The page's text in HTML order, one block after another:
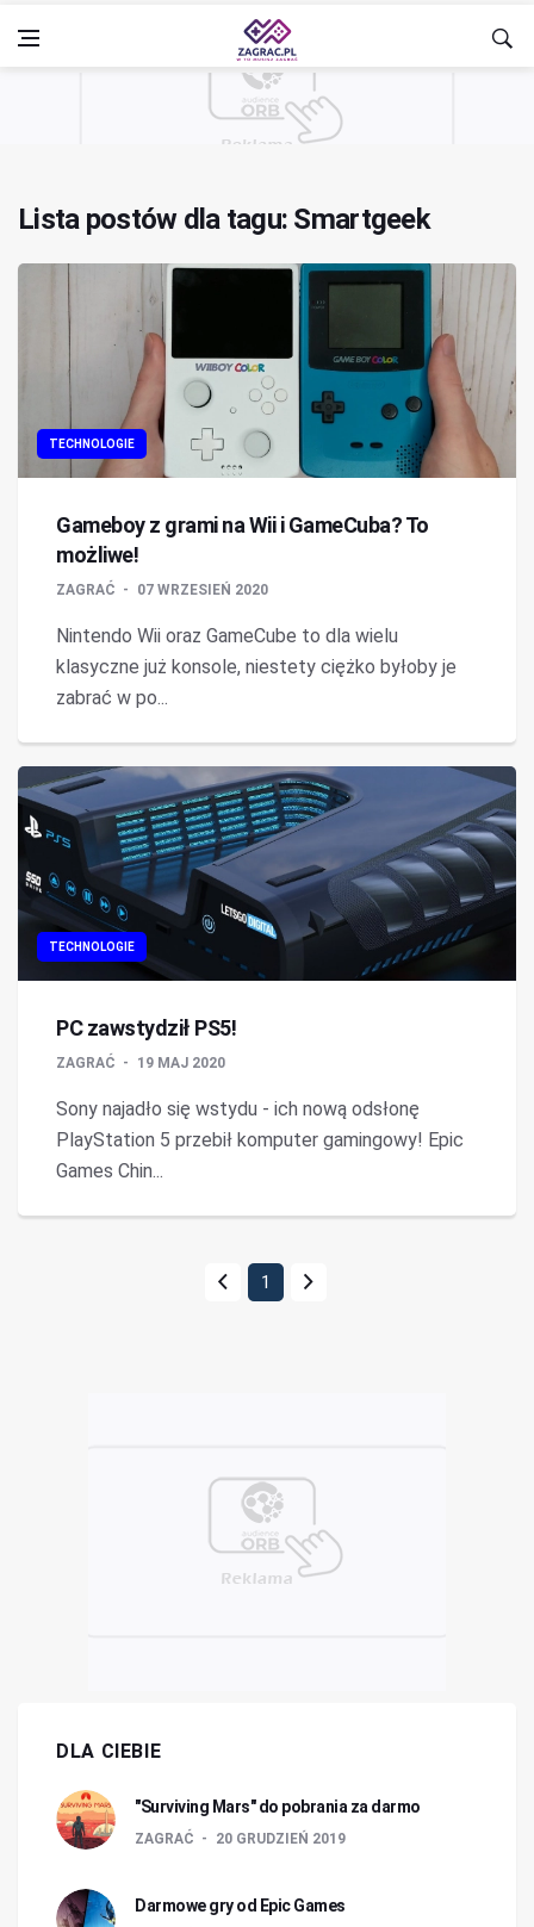
Lista postów dla tagu: Smartgeek
TECHNOLOGIE
Gameboy z grami na Wii i GameCuba? To
możliwe!
ZAGRAĆ 07 WRZESIEŃ 2020
Nintendo Wii oraz GameCube to dla wielu
klasyczne już konsole, niestety ciężko byłoby je
zabrać w po...
TECHNOLOGIE
PC zawstydził PS5!
ZAGRAĆ 19 MAJ 2020
Sony najadło się wstydu - ich nową odsłonę
PlayStation 5 przebił komputer gamingowy! Epic
Games Chin...
1
DLA CIEBIE
"Surviving Mars" do pobrania za darmo
ZAGRAĆ 20 GRUDZIEŃ 2019
Darmowe gry od Epic Games